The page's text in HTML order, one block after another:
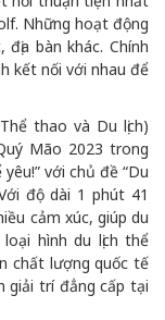
Những hoạt động
bàn khác. Chính
kết nối với nhau để
thao và Du lịch)
Mão 2023 trong
với chủ đề “Du
độ dài 1 phút 41
cảm xúc, giúp du
hình du lịch thể
chất lượng quốc tế
giải trí đẳng cấp tại